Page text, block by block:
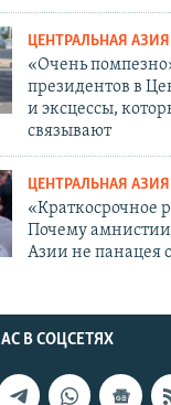
ЦЕНТРАЛЬНАЯ АЗИЯ
«Очень
президентов в
и эксцессы,
связывают
ЦЕНТРАЛЬНАЯ АЗИЯ
«Краткосрочное
Почему
Азии не панацея
В СОЦСЕТЯХ